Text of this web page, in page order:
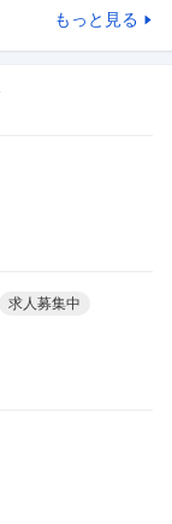
もっと見る
求人募集中